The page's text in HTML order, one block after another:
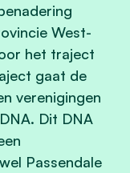
West-
het traject
gaat de
verenigingen
Dit DNA
Passendale